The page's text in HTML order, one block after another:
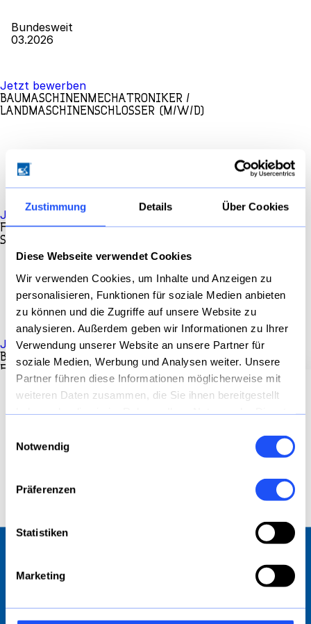
Zustimmung Details Über Cookies
Diese Webseite verwendet Cookies
Wir verwenden Cookies, um Inhalte und Anzeigen zu
personalisieren, Funktionen für soziale Medien anbieten
zu können und die Zugriffe auf unsere Website zu
analysieren. Außerdem geben wir Informationen zu Ihrer
Verwendung unserer Website an unsere Partner für
soziale Medien, Werbung und Analysen weiter. Unsere
Partner führen diese Informationen möglicherweise mit
weiteren Daten zusammen, die Sie ihnen bereitgestellt
Notwendig
Präferenzen
Statistiken
Marketing
Bundesweit
03.2026
Jetzt bewerben
BAUMASCHINENMECHATRONIKER /
LANDMASCHINENSCHLOSSER (M/W/D)
03.2026
Jetzt bewerben
FACHARBEITER / RAMMGERÄTEFÜHRER (M/W/D) IM
SPEZIALTIEFBAU IN OLDENBURG (NIEDERSACHSEN)
Oldenburg (Bremen)
03.2026
Jetzt bewerben
BRUNNENBAUER / FACHKRAFT FÜR BOHRUNGEN UND
EINBAU VON ERDWÄRMESONDEN (M/W/D) –
GEOTHERMIE
03.2026
Jetzt bewerben
Willkommen bei AARSLEFF Spezialtiefbau!
GmbH in die AARSLEFF Spezialtiefbau GmbH,
www.aarsleff.de